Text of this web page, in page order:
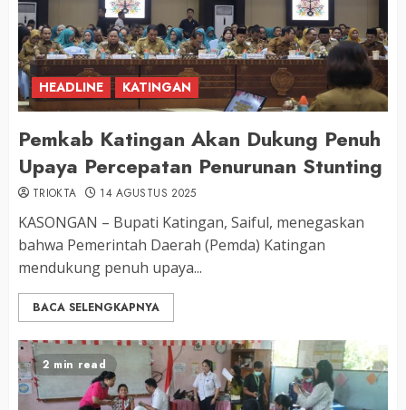
HEADLINE KATINGAN
Pemkab Katingan Akan Dukung Penuh
Upaya Percepatan Penurunan Stunting
TRIOKTA 14 AGUSTUS 2025
KASONGAN – Bupati Katingan, Saiful, menegaskan
bahwa Pemerintah Daerah (Pemda) Katingan
mendukung penuh upaya...
BACA SELENGKAPNYA
2 min read